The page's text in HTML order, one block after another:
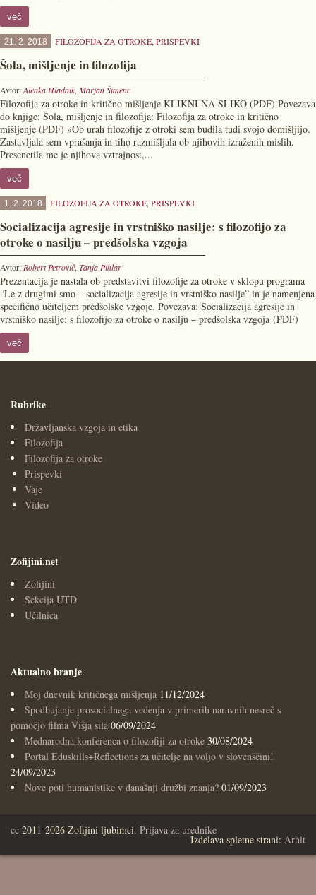
več
21. 2. 2018 FILOZOFIJA ZA OTROKE, PRISPEVKI
Šola, mišljenje in filozofija
Avtor:Alenka Hladnik, Marjan Šimenc
Filozofija za otroke in kritično mišljenje KLIKNI NA SLIKO (PDF) Povezava
do knjige: Šola, mišljenje in filozofija: Filozofija za otroke in kritično
mišljenje (PDF) »Ob urah filozofije z otroki sem budila tudi svojo domišljijo.
Zastavljala sem vprašanja in tiho razmišljala ob njihovih izraženih mislih.
Presenetila me je njihova vztrajnost,...
več
1. 2. 2018 FILOZOFIJA ZA OTROKE, PRISPEVKI
Socializacija agresije in vrstniško nasilje: s filozofijo za
otroke o nasilju – predšolska vzgoja
Avtor: Robert Petrovič, Tanja Pihlar
Prezentacija je nastala ob predstavitvi filozofije za otroke v sklopu programa
“Le z drugimi smo – socializacija agresije in vrstniško nasilje” in je namenjena
specifično učiteljem predšolske vzgoje. Povezava: Socializacija agresije in
vrstniško nasilje: s filozofijo za otroke o nasilju – predšolska vzgoja (PDF)
več
Rubrike
Državljanska vzgoja in etika
Filozofija
Filozofija za otroke
Prispevki
Vaje
Video
Zofijini.net
Zofijini
Sekcija UTD
Učilnica
Aktualno branje
Moj dnevnik kritičnega mišljenja 11/12/2024
Spodbujanje prosocialnega vedenja v primerih naravnih nesreč s
pomočjo filma Višja sila 06/09/2024
Mednarodna konferenca o filozofiji za otroke 30/08/2024
Portal Eduskills+Reflections za učitelje na voljo v slovenščini!
24/09/2023
Nove poti humanistike v današnji družbi znanja? 01/09/2023
cc 2011-2026 Zofijini ljubimci. Prijava za urednike
Izdelava spletne strani: Arhit